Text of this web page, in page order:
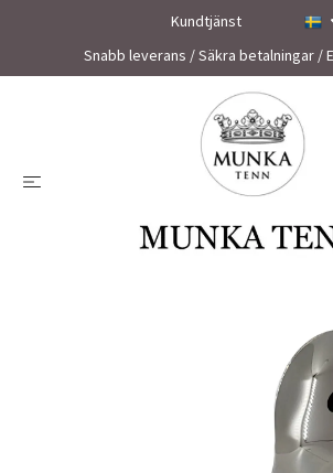
Kundtjänst
Snabb leverans / Säkra betalningar /